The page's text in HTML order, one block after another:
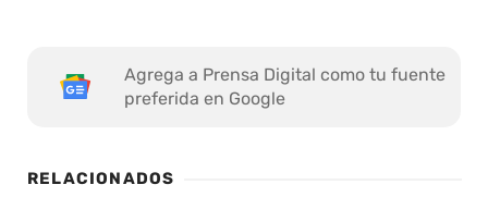
Agrega a Prensa Digital como tu fuente
preferida en Google
RELACIONADOS